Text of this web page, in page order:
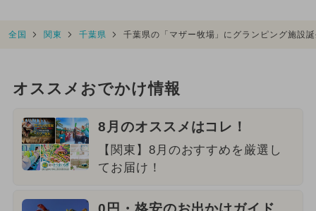
全国 関東 千葉県 千葉県の「マザー牧場」にグランピング施設
オススメおでかけ情報
8月のオススメはコレ！
【関東】8月のおすすめを厳選し
てお届け！